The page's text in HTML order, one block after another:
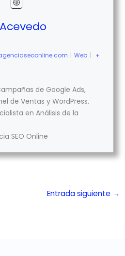
| Web | +
de Google Ads,
de Ventas y WordPress.
en Análisis de la
SEO Online
Entrada siguiente →